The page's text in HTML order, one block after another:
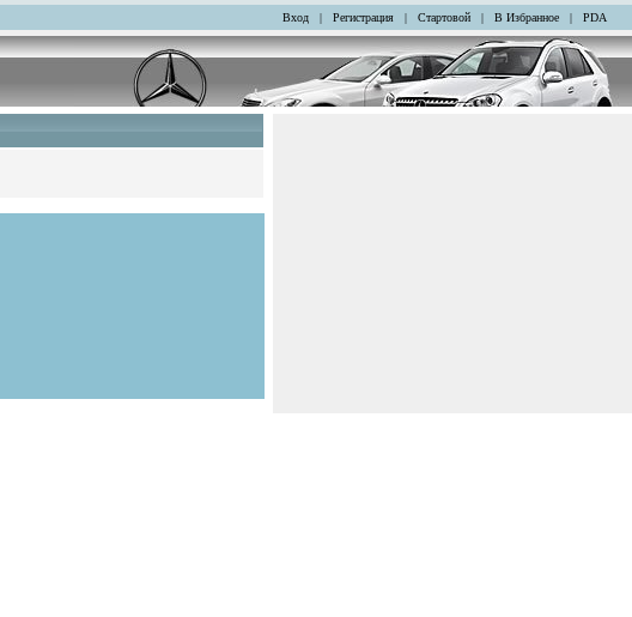
Вход | Регистрация | Стартовой | В Избранное | PDA